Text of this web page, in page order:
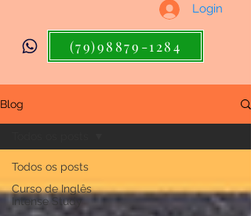
Login
(79)98879-1284
Blog
Todos os posts
Curso de Inglês
Intense Study